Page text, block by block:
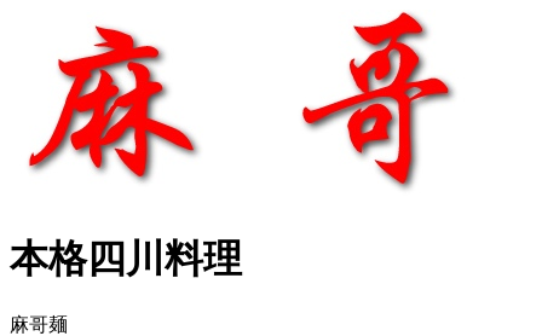
本格四川料理
麻哥麺